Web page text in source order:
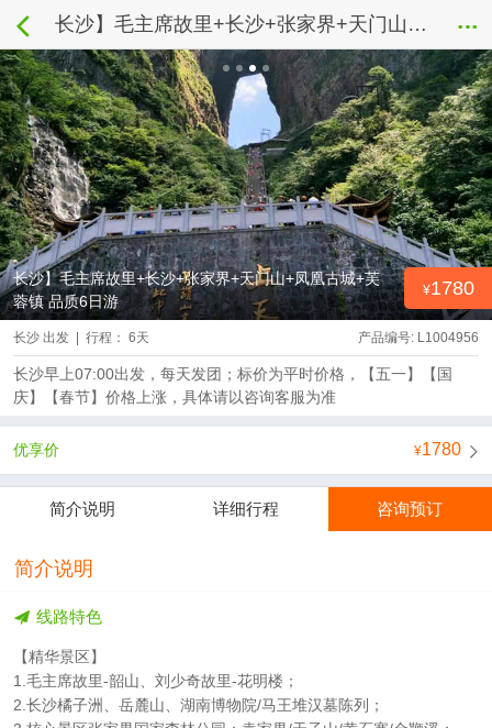
长沙】毛主席故里+长沙+张家界+天门山+凤凰古城+芙蓉镇 品质6日游
长沙】毛主席故里+长沙+张家界+天门山+凤凰古城+芙
蓉镇 品质6日游
1780
产品编号: L1004956
长沙 出发 | 行程： 6天
长沙早上07:00出发，每天发团；标价为平时价格，【五一】【国
庆】【春节】价格上涨，具体请以咨询客服为准
1780
优享价
简介说明 详细行程 咨询预订
简介说明
线路特色
【精华景区】
1.毛主席故里-韶山、刘少奇故里-花明楼；
2.长沙橘子洲、岳麓山、湖南博物院/马王堆汉墓陈列；